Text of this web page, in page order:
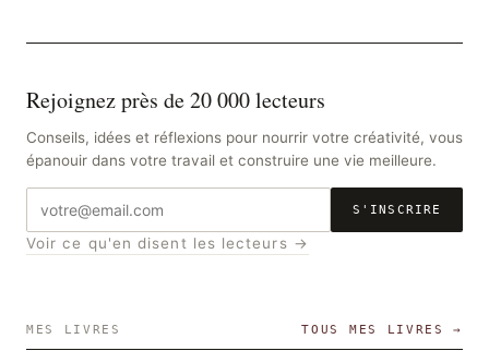
Rejoignez près de 20 000 lecteurs
Conseils, idées et réflexions pour nourrir votre créativité, vous
épanouir dans votre travail et construire une vie meilleure.
Adresse
e-
mail
S'INSCRIRE
Voir ce qu'en disent les lecteurs →
MES LIVRES TOUS MES LIVRES →